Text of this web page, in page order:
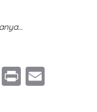
Li
n
Pr
in